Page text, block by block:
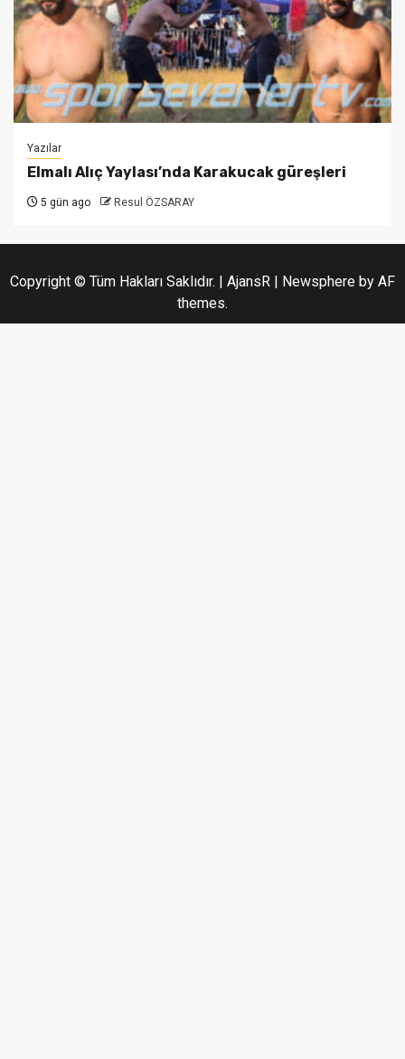
Yazılar
Elmalı Alıç Yaylası’nda Karakucak güreşleri
5 gün ago Resul ÖZSARAY
Copyright © Tüm Hakları Saklıdır. | AjansR | Newsphere by AF
themes.